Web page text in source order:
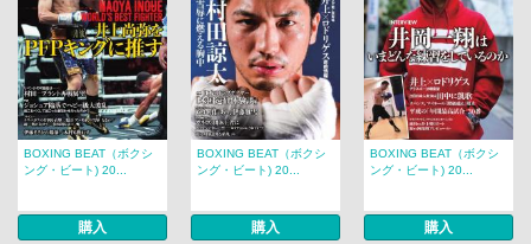
BOXING BEAT（ボクシ
ング・ビート) 20...
購入
BOXING BEAT（ボクシ
ング・ビート) 20...
購入
BOXING BEAT（ボクシ
ング・ビート) 20...
購入